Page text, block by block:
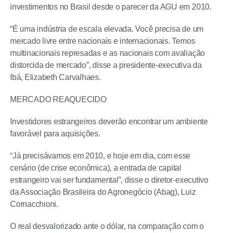
investimentos no Brasil desde o parecer da AGU em 2010.
“É uma indústria de escala elevada. Você precisa de um
mercado livre entre nacionais e internacionais. Temos
multinacionais represadas e as nacionais com avaliação
distorcida de mercado”, disse a presidente-executiva da
Ibá, Elizabeth Carvalhaes.
MERCADO REAQUECIDO
Investidores estrangeiros deverão encontrar um ambiente
favorável para aquisições.
“Já precisávamos em 2010, e hoje em dia, com esse
cenário (de crise econômica), a entrada de capital
estrangeiro vai ser fundamental”, disse o diretor-executivo
da Associação Brasileira do Agronegócio (Abag), Luiz
Cornacchioni.
O real desvalorizado ante o dólar, na comparação com o